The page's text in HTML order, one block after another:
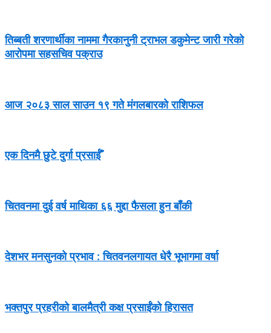
तिब्बती शरणार्थीका नाममा गैरकानुनी ट्राभल डकुमेन्ट जारी गरेको
आरोपमा सहसचिव पक्राउ
आज २०८३ साल साउन १९ गते मंगलबारको राशिफल
एक दिनमै छुटे दुर्गा प्रसाईँ
चितवनमा दुई वर्ष माथिका ६६ मुद्दा फैसला हुन बाँकी
देशभर मनसुनको प्रभाव : चितवनलगायत धेरै भूभागमा वर्षा
भक्तपुर प्रहरीको बालमैत्री कक्ष प्रसाईंको हिरासत